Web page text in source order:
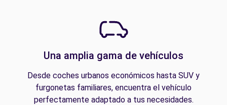
Una amplia gama de vehículos
Desde coches urbanos económicos hasta SUV y
furgonetas familiares, encuentra el vehículo
perfectamente adaptado a tus necesidades.